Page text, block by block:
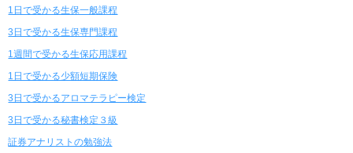
1日で受かる生保一般課程
3日で受かる生保専門課程
1週間で受かる生保応用課程
1日で受かる少額短期保険
3日で受かるアロマテラピー検定
3日で受かる秘書検定３級
証券アナリストの勉強法